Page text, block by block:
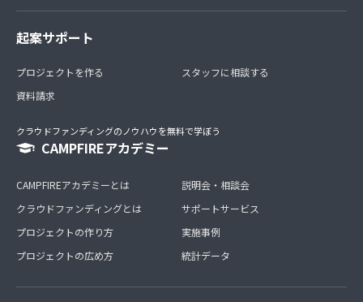
起案サポート
プロジェクトを作る
資料請求
スタッフに相談する
クラウドファンディングのノウハウを無料で学ぼう
CAMPFIREアカデミー
CAMPFIREアカデミーとは
クラウドファンディングとは
プロジェクトの作り方
プロジェクトの広め方
説明会・相談会
サポートサービス
実施事例
統計データ